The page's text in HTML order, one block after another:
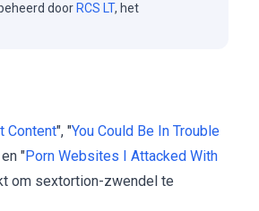
door RCS LT, het
Content", "You Could Be In Trouble
"Porn Websites I Attacked With
om sextortion-zwendel te